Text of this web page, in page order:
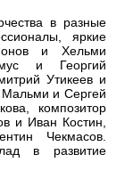
в разные
яркие
и Хельми
и Георгий
Утикеев и
и Сергей
композитор
и Иван Костин,
Чекмасов.
в развитие